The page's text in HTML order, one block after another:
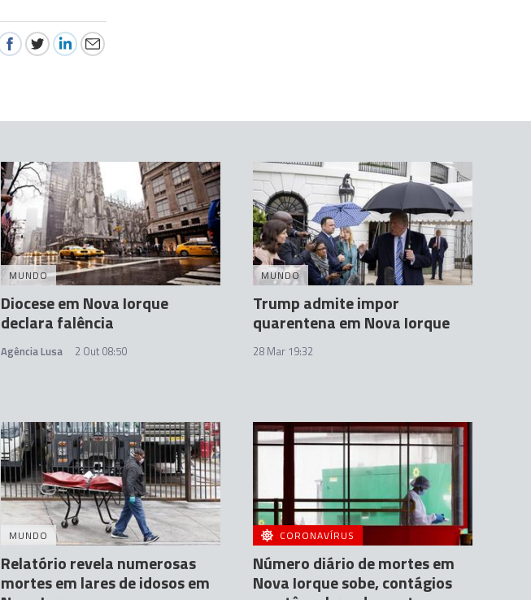
MUNDO
Diocese em Nova Iorque
declara falência
Agência Lusa 2 Out 08:50
MUNDO
Trump admite impor
quarentena em Nova Iorque
28 Mar 19:32
MUNDO
Relatório revela numerosas
mortes em lares de idosos em
CORONAVÍRUS
Número diário de mortes em
Nova Iorque sobe, contágios